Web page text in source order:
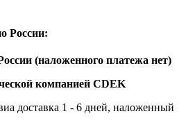
России:
(наложенного платежа нет)
компанией CDEK
доставка 1 - 6 дней, наложенный